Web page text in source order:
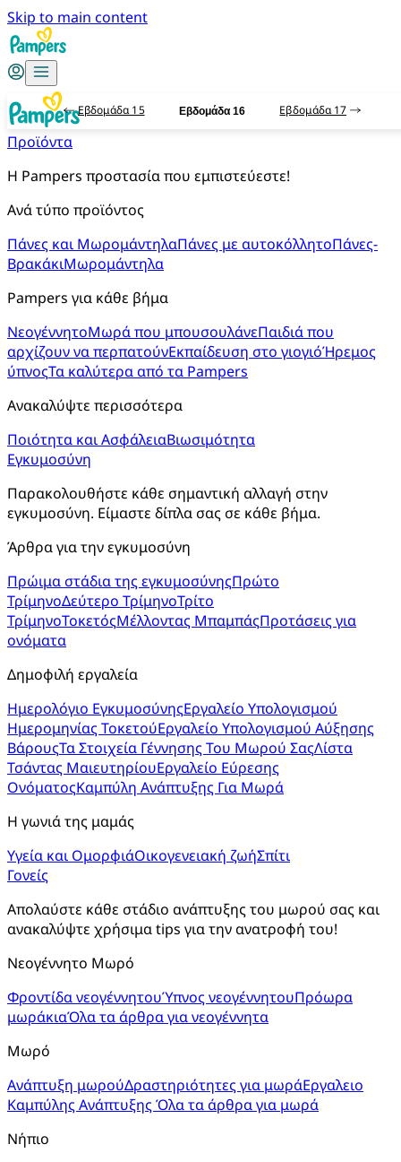
Skip to main content
Προϊόντα
Η Pampers προστασία που εμπιστεύεστε!
Ανά τύπο προϊόντος
Πάνες και ΜωρομάντηλαΠάνες με αυτοκόλλητοΠάνες-
ΒρακάκιΜωρομάντηλα
Pampers για κάθε βήμα
ΝεογέννητοΜωρά που μπουσουλάνεΠαιδιά που
αρχίζουν να περπατούνΕκπαίδευση στο γιογιόΉρεμος
ύπνοςΤα καλύτερα από τα Pampers
Ανακαλύψτε περισσότερα
Ποιότητα και ΑσφάλειαΒιωσιμότητα
Εγκυμοσύνη
Παρακολουθήστε κάθε σημαντική αλλαγή στην
εγκυμοσύνη. Είμαστε δίπλα σας σε κάθε βήμα.
Άρθρα για την εγκυμοσύνη
Πρώιμα στάδια της εγκυμοσύνηςΠρώτο
ΤρίμηνοΔεύτερο ΤρίμηνοΤρίτο
ΤρίμηνοΤοκετόςΜέλλοντας ΜπαμπάςΠροτάσεις για
ονόματα
Δημοφιλή εργαλεία
Ημερολόγιο ΕγκυμοσύνηςΕργαλείο Υπολογισμού
Ημερομηνίας ΤοκετούΕργαλείο Υπολογισμού Αύξησης
ΒάρουςΤα Στοιχεία Γέννησης Του Μωρού ΣαςΛίστα
Τσάντας ΜαιευτηρίουΕργαλείο Εύρεσης
ΟνόματοςΚαμπύλη Ανάπτυξης Για Μωρά
Η γωνιά της μαμάς
Υγεία και ΟμορφιάΟικογενειακή ζωήΣπίτι
Γονείς
Απολαύστε κάθε στάδιο ανάπτυξης του μωρού σας και
ανακαλύψτε χρήσιμα tips για την ανατροφή του!
Νεογέννητο Μωρό
Φροντίδα νεογέννητουΎπνος νεογέννητουΠρόωρα
μωράκιαΌλα τα άρθρα για νεογέννητα
Μωρό
Ανάπτυξη μωρούΔραστηριότητες για μωράΕργαλειο
Καμπύλης Ανάπτυξης Όλα τα άρθρα για μωρά
Νήπιο
Εβδομάδα 15 Εβδομάδα 16 Εβδομάδα 17